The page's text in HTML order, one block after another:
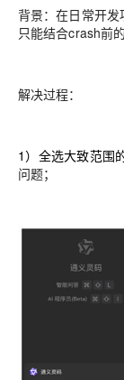
背景：在日常开发
只能结合crash前
解决过程：
1）全选大致范围
问题；